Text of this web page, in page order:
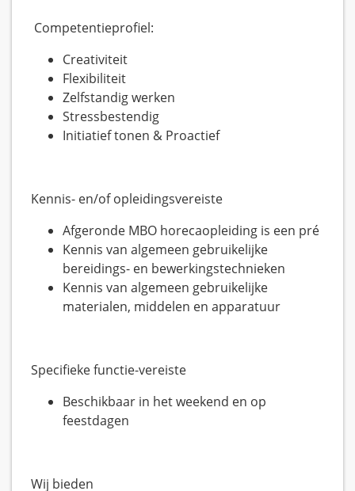
Competentieprofiel:
Creativiteit
Flexibiliteit
Zelfstandig werken
Stressbestendig
Initiatief tonen & Proactief
Kennis- en/of opleidingsvereiste
Afgeronde MBO horecaopleiding is een pré
Kennis van algemeen gebruikelijke
bereidings- en bewerkingstechnieken
Kennis van algemeen gebruikelijke
materialen, middelen en apparatuur
Specifieke functie-vereiste
Beschikbaar in het weekend en op
feestdagen
Wij bieden